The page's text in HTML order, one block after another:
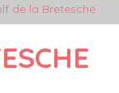
de la Bretesche